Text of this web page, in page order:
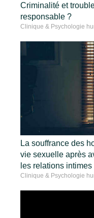
Criminalité et
responsable ?
Clinique & Psychologie
La souffrance des
vie sexuelle après
les relations
Clinique & Psychologie